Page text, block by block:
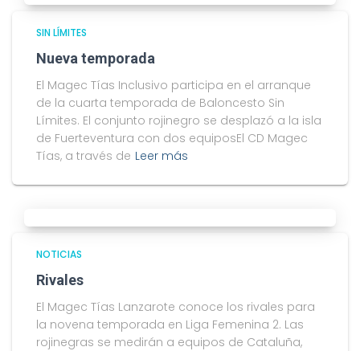
SIN LÍMITES
Nueva temporada
El Magec Tías Inclusivo participa en el arranque
de la cuarta temporada de Baloncesto Sin
Límites. El conjunto rojinegro se desplazó a la isla
de Fuerteventura con dos equiposEl CD Magec
Tías, a través de Leer más
NOTICIAS
Rivales
El Magec Tías Lanzarote conoce los rivales para
la novena temporada en Liga Femenina 2. Las
rojinegras se medirán a equipos de Cataluña,